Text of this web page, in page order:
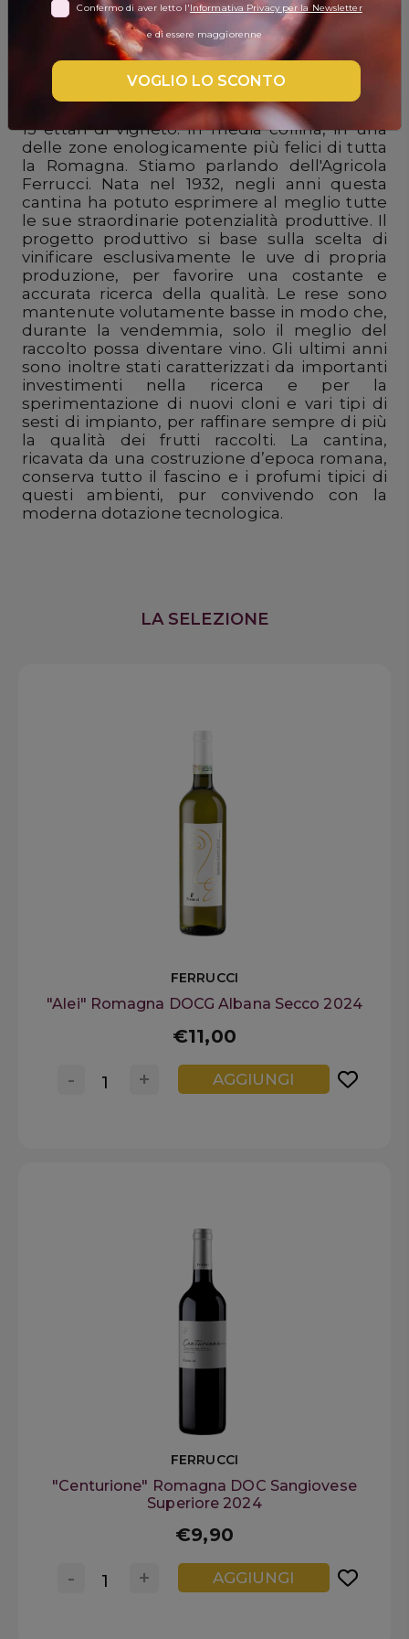
DISPENSA
TUTTO A
Accedi
Gift
Card
Preferiti
Blog
Ferrucci
15 ettari di vigneto. In media collina, in una
delle zone enologicamente più felici di tutta
la Romagna. Stiamo parlando dell'Agricola
Ferrucci. Nata nel 1932, negli anni questa
cantina ha potuto esprimere al meglio tutte
le sue straordinarie potenzialità produttive. Il
progetto produttivo si base sulla scelta di
vinificare esclusivamente le uve di propria
produzione, per favorire una costante e
accurata ricerca della qualità. Le rese sono
mantenute volutamente basse in modo che,
durante la vendemmia, solo il meglio del
raccolto possa diventare vino. Gli ultimi anni
sono inoltre stati caratterizzati da importanti
investimenti nella ricerca e per la
sperimentazione di nuovi cloni e vari tipi di
sesti di impianto, per raffinare sempre di più
la qualità dei frutti raccolti. La cantina,
ricavata da una costruzione d’epoca romana,
conserva tutto il fascino e i profumi tipici di
questi ambienti, pur convivendo con la
moderna dotazione tecnologica.
LA SELEZIONE
FERRUCCI
"Alei" Romagna DOCG Albana Secco 2024
€11,00
+
- AGGIUNGI
FERRUCCI
"Centurione" Romagna DOC Sangiovese
Superiore 2024
€9,90
+
- AGGIUNGI
Confermo di aver letto l'Informativa Privacy per la Newsletter
e di essere maggiorenne
VOGLIO LO SCONTO